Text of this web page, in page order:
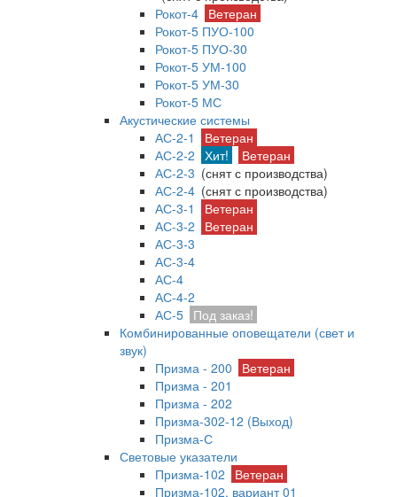
Рокот-4 Ветеран
Рокот-5 ПУО-100
Рокот-5 ПУО-30
Рокот-5 УМ-100
Рокот-5 УМ-30
Рокот-5 МС
Акустические системы
АС-2-1
Ветеран
АС-2-2 Хит!
Ветеран
АС-2-3 (снят с производства)
АС-2-4 (снят с производства)
АС-3-1
Ветеран
АС-3-2
Ветеран
АС-3-3
АС-3-4
АС-4
АС-4-2
АС-5 Под заказ!
Комбинированные оповещатели (свет и
звук)
Призма - 200
Ветеран
Призма - 201
Призма - 202
Призма-302-12 (Выход)
Призма-С
Световые указатели
Призма-102
Ветеран
Призма-102, вариант 01